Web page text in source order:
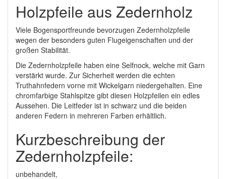
Holzpfeile aus Zedernholz
Viele Bogensportfreunde bevorzugen Zedernholzpfeile
wegen der besonders guten Flugeigenschaften und der
großen Stabilität.
Die Zedernholzpfeile haben eine Selfnock, welche mit Garn
verstärkt wurde. Zur Sicherheit werden die echten
Truthahnfedern vorne mit Wickelgarn niedergehalten. Eine
chromfarbige Stahlspitze gibt diesen Holzpfeilen ein edles
Aussehen. Die Leitfeder ist in schwarz und die beiden
anderen Federn in mehreren Farben erhältlich.
Kurzbeschreibung der
Zedernholzpfeile:
unbehandelt,